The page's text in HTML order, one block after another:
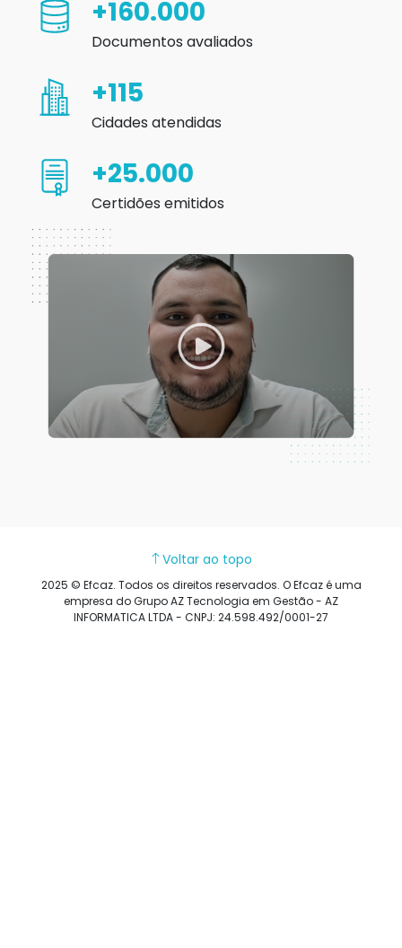
+160.000
Documentos avaliados
+115
Cidades atendidas
+25.000
Certidões emitidos
Voltar ao topo
2025 © Efcaz. Todos os direitos reservados. O Efcaz é uma
empresa do Grupo AZ Tecnologia em Gestão - AZ
INFORMATICA LTDA - CNPJ: 24.598.492/0001-27